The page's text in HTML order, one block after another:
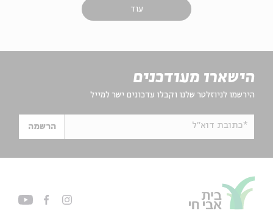
עוד
הישארו מעודכנים
הירשמו לניוזלטר שלנו וקבלו עדכונים ישר למייל
*כתובת דוא"ל הרשמה